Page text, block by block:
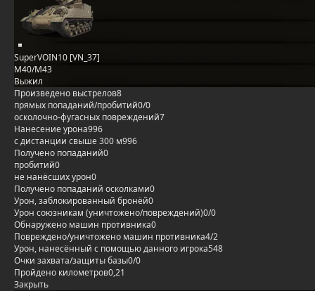
SuperVOIN10 [VN_37]
M40/M43
Выжил
Произведено выстрелов8
прямых попаданий/пробитий0/0
осколочно-фугасных повреждений7
Нанесение урона996
с дистанции свыше 300 м996
Получено попаданий0
пробитий0
не нанёсших урон0
Получено попаданий осколками0
Урон, заблокированный бронёй0
Урон союзникам (уничтожено/повреждений)0/0
Обнаружено машин противника0
Повреждено/уничтожено машин противника4/2
Урон, нанесённый с помощью данного игрока548
Очки захвата/защиты базы0/0
Пройдено километров0,21
Закрыть